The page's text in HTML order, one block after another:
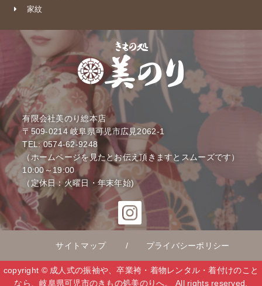
家紋
有限会社美のり総本店
〒509-0214 岐阜県可児市広見2062-1
TEL: 0574-62-9248
（ホームページを見たとお伝え頂きますとスムーズです）
10:00～19:00
（定休日：火曜日・年末年始)
サイトマップ プライバシーポリシー
copyright © 成人式の振袖や、卒業袴・着物レンタル・着付けのこと
なら、岐阜県可児市のきもの処美のりへ。 All rights reserved.